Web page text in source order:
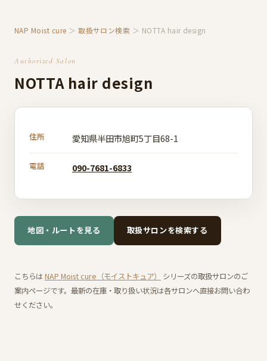
NAP Moist cure ＞取扱サロン検索 ＞ NOTTA hair design
Authorized Salon
NOTTA hair design
住所 愛知県半田市旭町5丁目68-1
電話 090-7681-6833
地図・ルートを見る 取扱サロンを検索する
こちらはNAP Moist cure（モイストキュア）
シリーズの取扱サロンのご
案内ページです。最新の在庫・取り扱い状況は各サロンへ直接お問い合わ
せください。